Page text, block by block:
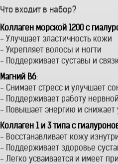
Что входит в набор?
Коллаген морской 1200 с
- Улучшает эластичность кожи
- Укрепляет волосы и ногти
- Поддерживает суставы и
Магний B6:
- Снимает стресс и улучшает
- Поддерживает работу
- Повышает энергию и снижает
Коллаген 1 и 3 типа с
- Восстанавливает кожу
- Поддерживает здоровье
- Легко усваивается и имеет